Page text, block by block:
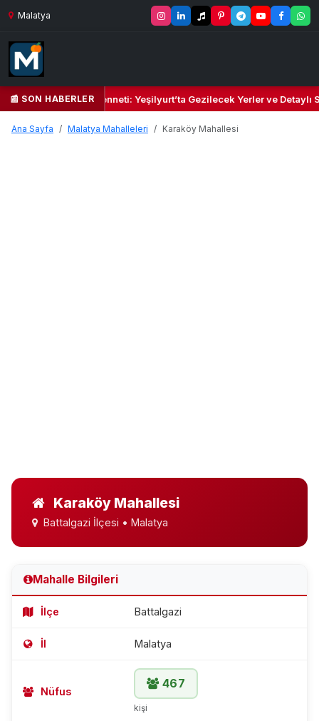
Malatya
📰 SON HABERLER
Kalbi ve Kültür Cenneti: Yeşilyurt’ta Gezilecek Yerler ve Detaylı
Ana Sayfa Malatya Mahalleleri Karaköy Mahallesi
Karaköy Mahallesi
Battalgazi İlçesi • Malatya
Mahalle Bilgileri
İlçe Battalgazi
İl Malatya
Nüfus
467
kişi